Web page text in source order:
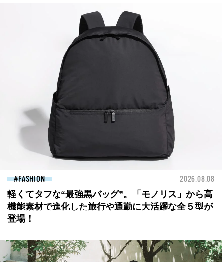
FASHION 2026.08.08
軽くてタフな“最強黒バッグ”。「モノリス」から高
機能素材で進化した旅行や通勤に大活躍な全５型が
登場！